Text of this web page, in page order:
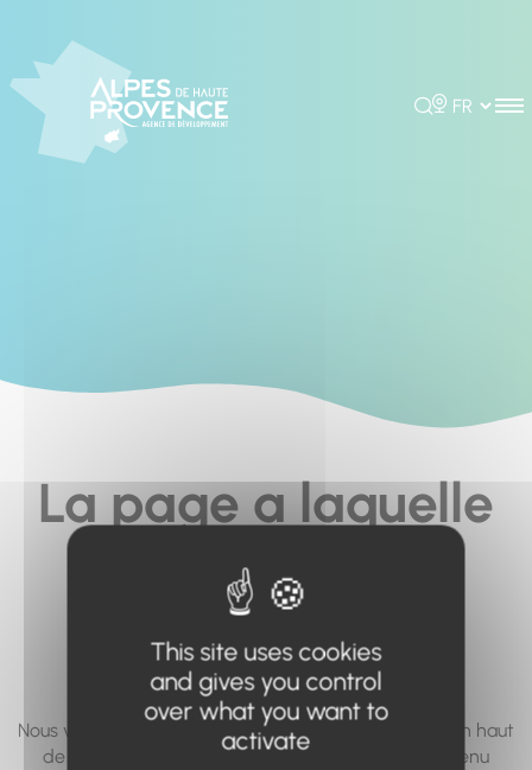
Rechercher
Choisir la
La page a laquelle
vous cherchez à
accéder n'existe
pas... ou plus.
Nous vous invitons à utiliser le moteur de recherche en haut
de page, ou à utiliser le menu pour trouver le contenu
This site uses cookies
and gives you control
over what you want to
activate